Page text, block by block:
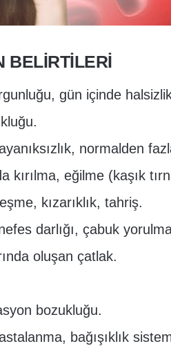
BELİRTİLERİ
gün içinde
normalden
kırılma, eğilme (kaşık
kızarıklık, tahriş.
darlığı, çabuk
oluşan çatlak.
bozukluğu.
bağışıklık